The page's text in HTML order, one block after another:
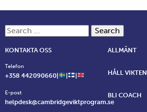
Search for:
KONTAKTA OSS
Telefon
+358 442090660|
E-post
helpdesk@cambridgeviktprogram.se
ALLMÄNT
HÅLL VIKTEN
BLI COACH